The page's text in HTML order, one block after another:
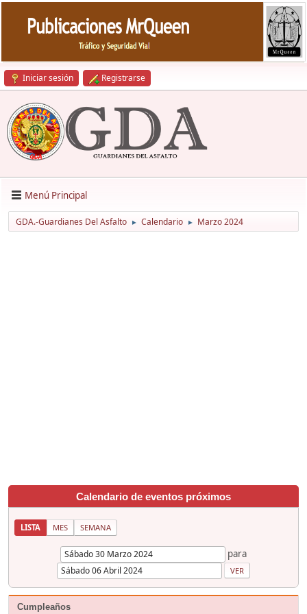
Iniciar sesión Registrarse
Menú Principal
GDA.-Guardianes Del Asfalto ► Calendario ► Marzo 2024
Calendario de eventos próximos
LISTA MES SEMANA
para
Cumpleaños